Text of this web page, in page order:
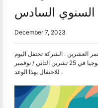
السنوي السادس
December 7, 2023
العشرين . الشركة تحتفل اليوم
السادس للرياضة في جامعة شيامن للتكنولوجيا في 25 تشرين الثاني / نوفمبر
للاحتفال بهذا الوعد .